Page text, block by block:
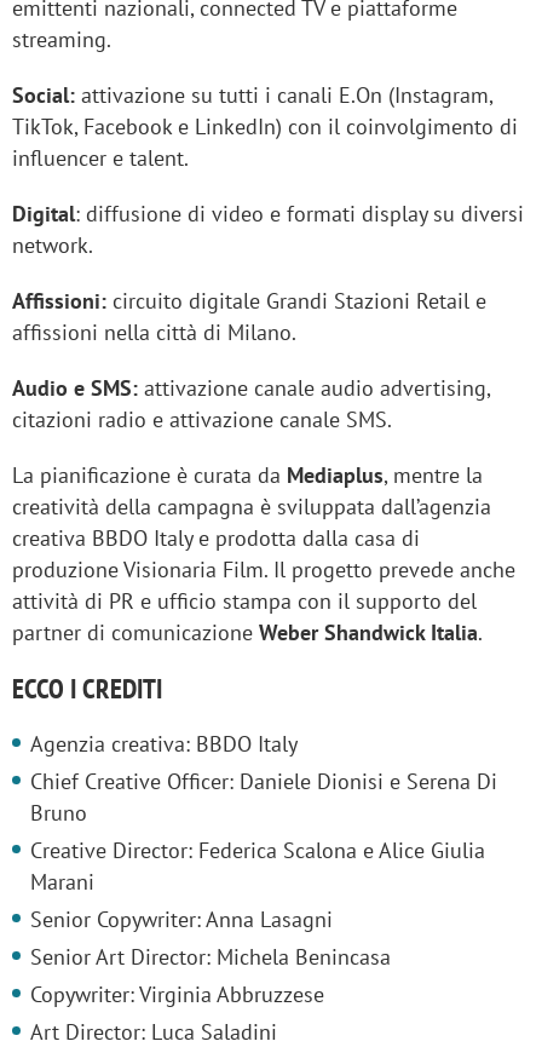
emittenti nazionali, connected TV e piattaforme
streaming.
Social: attivazione su tutti i canali E.On (Instagram,
TikTok, Facebook e LinkedIn) con il coinvolgimento di
influencer e talent.
Digital: diffusione di video e formati display su diversi
network.
Affissioni: circuito digitale Grandi Stazioni Retail e
affissioni nella città di Milano.
Audio e SMS: attivazione canale audio advertising,
citazioni radio e attivazione canale SMS.
La pianificazione è curata da Mediaplus, mentre la
creatività della campagna è sviluppata dall’agenzia
creativa BBDO Italy e prodotta dalla casa di
produzione Visionaria Film. Il progetto prevede anche
attività di PR e ufficio stampa con il supporto del
partner di comunicazione Weber Shandwick Italia.
ECCO I CREDITI
Agenzia creativa: BBDO Italy
Chief Creative Officer: Daniele Dionisi e Serena Di
Bruno
Creative Director: Federica Scalona e Alice Giulia
Marani
Senior Copywriter: Anna Lasagni
Senior Art Director: Michela Benincasa
Copywriter: Virginia Abbruzzese
Art Director: Luca Saladini